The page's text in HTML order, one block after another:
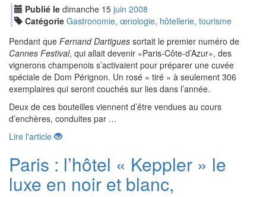
Publié le dimanche 15 juin 2008
Catégorie Gastronomie, œnologie, hôtellerie, tourisme
Pendant que Fernand Dartigues sortait le premier numéro de
Cannes Festival, qui allait devenir Paris-Côte-d’Azur , des
vignerons champenois s’activaient pour préparer une cuvée
spéciale de Dom Pérignon. Un rosé « tiré » à seulement 306
exemplaires qui seront couchés sur lies dans l’année.
Deux de ces bouteilles viennent d’être vendues au cours
d’enchères, conduites par …
Lire l'article
Paris : l’hôtel « Keppler » le
luxe en noir et blanc,